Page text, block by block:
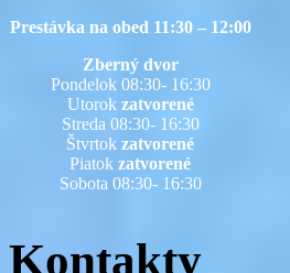
Prestávka na obed 11:30 – 12:00
Zberný dvor
Pondelok 08:30- 16:30
Utorok zatvorené
Streda 08:30- 16:30
Štvrtok zatvorené
Piatok zatvorené
Sobota 08:30- 16:30
Kontakty